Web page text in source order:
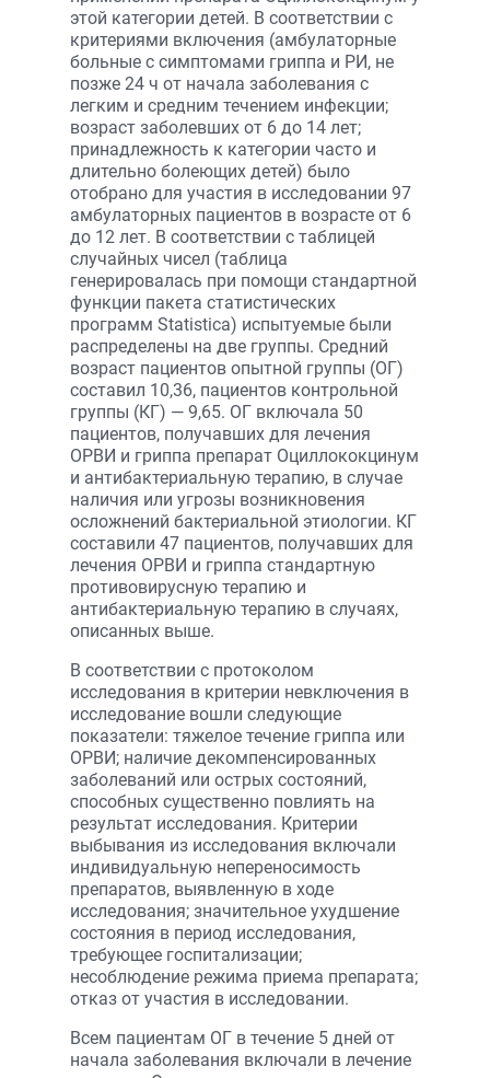
этой категории детей. В соответствии с
критериями включения (амбулаторные
больные с симптомами гриппа и РИ, не
позже 24 ч от начала заболевания с
легким и средним течением инфекции;
возраст заболевших от 6 до 14 лет;
принадлежность к категории часто и
длительно болеющих детей) было
отобрано для участия в исследовании 97
амбулаторных пациентов в возрасте от 6
до 12 лет. В соответствии с таблицей
случайных чисел (таблица
генерировалась при помощи стандартной
функции пакета статистических
программ Statistica) испытуемые были
распределены на две группы. Средний
возраст пациентов опытной группы (ОГ)
составил 10,36, пациентов контрольной
группы (КГ) — 9,65. ОГ включала 50
пациентов, получавших для лечения
ОРВИ и гриппа препарат Оциллококцинум
и антибактериальную терапию, в случае
наличия или угрозы возникновения
осложнений бактериальной этиологии. КГ
составили 47 пациентов, получавших для
лечения ОРВИ и гриппа стандартную
противовирусную терапию и
антибактериальную терапию в случаях,
описанных выше.
В соответствии с протоколом
исследования в критерии невключения в
исследование вошли следующие
показатели: тяжелое течение гриппа или
ОРВИ; наличие декомпенсированных
заболеваний или острых состояний,
способных существенно повлиять на
результат исследования. Критерии
выбывания из исследования включали
индивидуальную непереносимость
препаратов, выявленную в ходе
исследования; значительное ухудшение
состояния в период исследования,
требующее госпитализации;
несоблюдение режима приема препарата;
отказ от участия в исследовании.
Всем пациентам ОГ в течение 5 дней от
начала заболевания включали в лечение